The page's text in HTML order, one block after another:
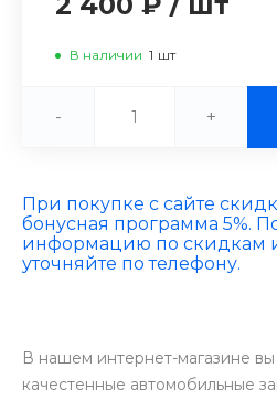
В наличии 1 шт
- +
При покупке с сайте
бонусная программа 5%.
информацию по скидкам
уточняйте по телефону.
В нашем интернет-магазине
качестенные автомобильные